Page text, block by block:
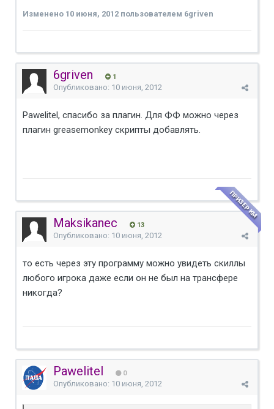
Изменено 10 июня, 2012 пользователем 6griven
6griven 1
Опубликовано: 10 июня, 2012
Pawelitel, спасибо за плагин. Для ФФ можно через
плагин greasemonkey скрипты добавлять.
Maksikanec 13
ПРИЗЕР КМ
Опубликовано: 10 июня, 2012
то есть через эту программу можно увидеть скиллы
любого игрока даже если он не был на трансфере
никогда?
Pawelitel 0
Опубликовано: 10 июня, 2012